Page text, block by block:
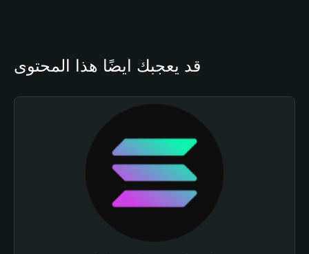
قد يعجبك أيضًا هذا المحتوى